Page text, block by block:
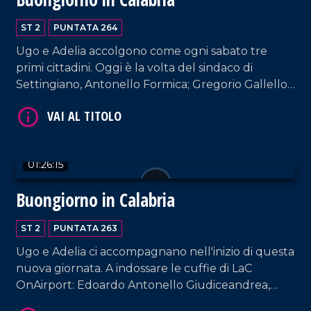
ST 2 PUNTATA 264
Ugo e Adelia accolgono come ogni sabato tre
primi cittadini. Oggi è la volta del sindaco di
Settingiano, Antonello Formica; Gregorio Gallello
Vincenzo Pellegrino.
01:26:15
Buongiorno in Calabria
ST 2 PUNTATA 263
Ugo e Adelia ci accompagnano nell'inizio di questa
nuova giornata. A indossare le cuffie di LaC
OnAirport: Edoardo Antonello Giudiceandrea,
VAI AL TITOLO